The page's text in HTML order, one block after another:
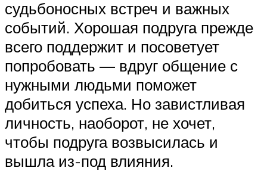
судьбоносных встреч и важных
событий. Хорошая подруга прежде
всего поддержит и посоветует
попробовать — вдруг общение с
нужными людьми поможет
добиться успеха. Но завистливая
личность, наоборот, не хочет,
чтобы подруга возвысилась и
вышла из-под влияния.